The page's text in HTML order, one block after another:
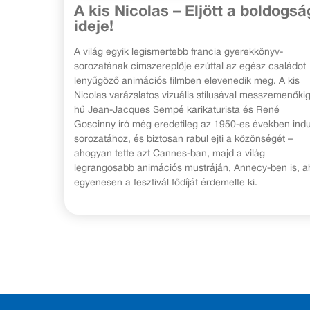
A kis Nicolas – Eljött a
ideje!
A világ egyik legismertebb francia gyerekkönyv-
sorozatának címszereplője ezúttal az egész családot
lenyűgöző animációs filmben elevenedik meg. A kis
Nicolas varázslatos vizuális stílusával messzemenőkig
hű Jean-Jacques Sempé karikaturista és René
Goscinny író még eredetileg az 1950-es években
sorozatához, és biztosan rabul ejti a közönségét –
ahogyan tette azt Cannes-ban, majd a világ
legrangosabb animációs mustráján, Annecy-ben is,
egyenesen a fesztivál fődíját érdemelte ki.